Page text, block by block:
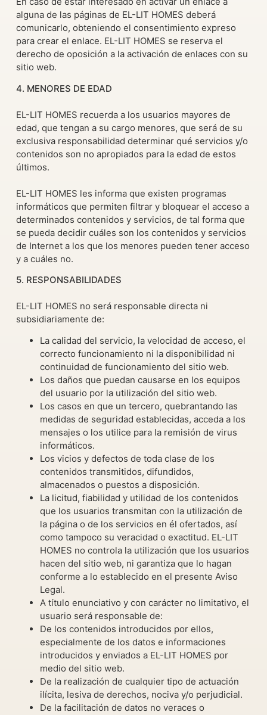
alguna de las páginas de EL-LIT HOMES deberá
comunicarlo, obteniendo el consentimiento expreso
para crear el enlace. EL-LIT HOMES se reserva el
derecho de oposición a la activación de enlaces con su
sitio web.
4. MENORES DE EDAD
EL-LIT HOMES recuerda a los usuarios mayores de
edad, que tengan a su cargo menores, que será de su
exclusiva responsabilidad determinar qué servicios y/o
contenidos son no apropiados para la edad de estos
últimos.
EL-LIT HOMES les informa que existen programas
informáticos que permiten filtrar y bloquear el acceso a
determinados contenidos y servicios, de tal forma que
se pueda decidir cuáles son los contenidos y servicios
de Internet a los que los menores pueden tener acceso
y a cuáles no.
5. RESPONSABILIDADES
EL-LIT HOMES no será responsable directa ni
subsidiariamente de:
La calidad del servicio, la velocidad de acceso, el
correcto funcionamiento ni la disponibilidad ni
continuidad de funcionamiento del sitio web.
Los daños que puedan causarse en los equipos
del usuario por la utilización del sitio web.
Los casos en que un tercero, quebrantando las
medidas de seguridad establecidas, acceda a los
mensajes o los utilice para la remisión de virus
informáticos.
Los vicios y defectos de toda clase de los
contenidos transmitidos, difundidos,
almacenados o puestos a disposición.
La licitud, fiabilidad y utilidad de los contenidos
que los usuarios transmitan con la utilización de
la página o de los servicios en él ofertados, así
como tampoco su veracidad o exactitud. EL-LIT
HOMES no controla la utilización que los usuarios
hacen del sitio web, ni garantiza que lo hagan
conforme a lo establecido en el presente Aviso
Legal.
A título enunciativo y con carácter no limitativo, el
usuario será responsable de:
De los contenidos introducidos por ellos,
especialmente de los datos e informaciones
introducidos y enviados a EL-LIT HOMES por
medio del sitio web.
De la realización de cualquier tipo de actuación
ilícita, lesiva de derechos, nociva y/o perjudicial.
De la facilitación de datos no veraces o